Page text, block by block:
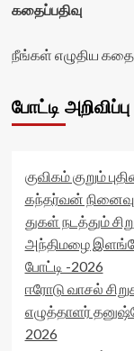
கதைப்பதிவு
நீங்கள் எழுதிய
போட்டி அறிவிப்பு
குவிகம் குறும்
கந்தர்வன் நினைவு
துகள் நடத்தும்
அந்திமழை
போட்டி -2026
ஈரோடு வாசல்
எழுத்தாளர்
2026